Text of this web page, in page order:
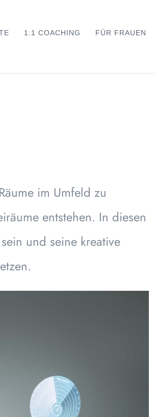
1:1 COACHING FÜR FRAUEN
im Umfeld zu
entstehen. In diesen
und seine kreative